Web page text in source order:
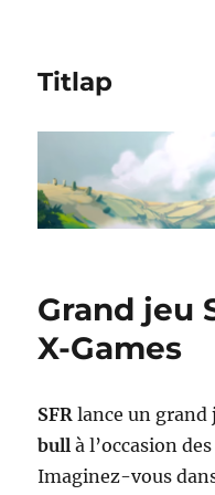
Titlap
Grand jeu
X-Games
SFRlance un
bull à l’occasion
Imaginez-vous